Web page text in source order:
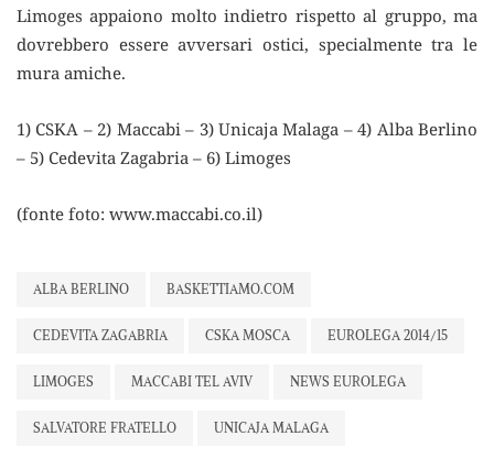
Limoges appaiono molto indietro rispetto al gruppo, ma
dovrebbero essere avversari ostici, specialmente tra le
mura amiche.
1) CSKA – 2) Maccabi – 3) Unicaja Malaga – 4) Alba Berlino
– 5) Cedevita Zagabria – 6) Limoges
(fonte foto: www.maccabi.co.il)
ALBA BERLINO BASKETTIAMO.COM
CEDEVITA ZAGABRIA CSKA MOSCA EUROLEGA 2014/15
LIMOGES MACCABI TEL AVIV NEWS EUROLEGA
SALVATORE FRATELLO UNICAJA MALAGA